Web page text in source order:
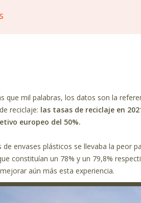
que mil palabras, los datos son la
reciclaje: las tasas de reciclaje en
europeo del 50%.
de envases plásticos se llevaba la peor
constituían un 78% y un 79,8%
aún más esta experiencia.